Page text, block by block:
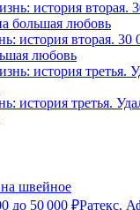
история вторая. 30
любовь
история третья.
швейное
до 50 000 ₽Ратекс,